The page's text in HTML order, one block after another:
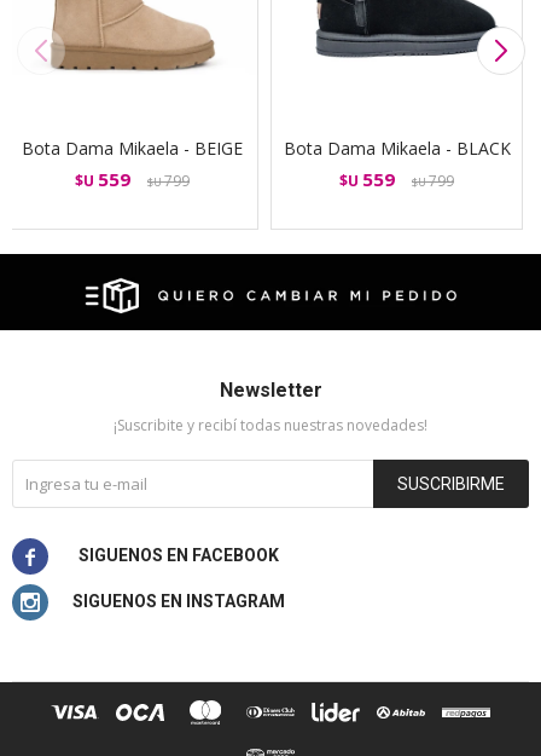
Bota Dama Mikaela - BEIGE
$U 559 $U799
Bota Dama Mikaela - BLACK
$U 559 $U799
Newsletter
¡Suscribite y recibí todas nuestras novedades!
SUSCRIBIRME

